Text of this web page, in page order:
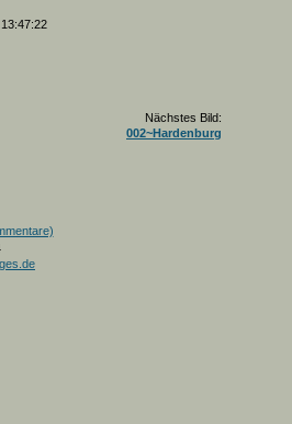
Nächstes Bild:
002~Hardenburg